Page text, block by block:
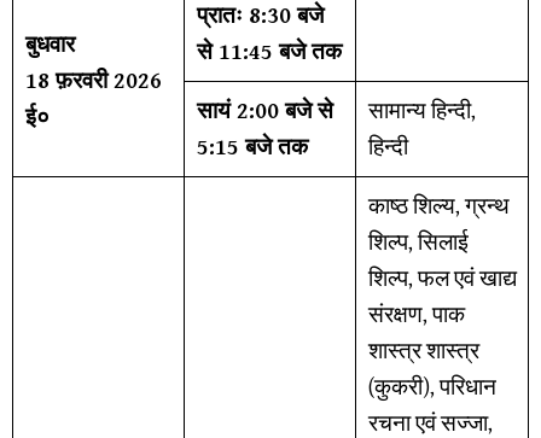
बुधवार
18 फ़रवरी 2026
ई०
प्रातः 8:30 बजे
से 11:45 बजे तक
सायं 2:00 बजे से
5:15 बजे तक
सामान्य हिन्दी,
हिन्दी
काष्ठ शिल्य, ग्रन्थ
शिल्प, सिलाई
शिल्प, फल एवं खाद्य
संरक्षण, पाक
शास्त्र शास्त्र
(कुकरी), परिधान
रचना एवं सज्जा,